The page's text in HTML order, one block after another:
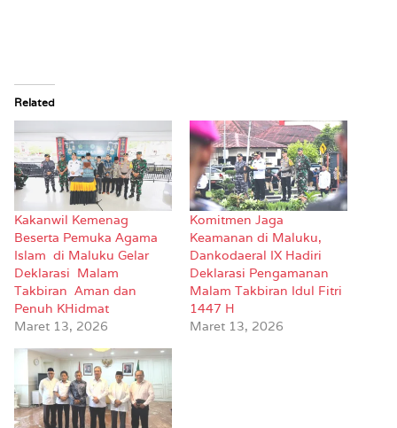
Related
Kakanwil Kemenag
Beserta Pemuka Agama
Islam di Maluku Gelar
Deklarasi Malam
Takbiran Aman dan
Penuh KHidmat
Maret 13, 2026
Komitmen Jaga
Keamanan di Maluku,
Dankodaeral IX Hadiri
Deklarasi Pengamanan
Malam Takbiran Idul Fitri
1447 H
Maret 13, 2026